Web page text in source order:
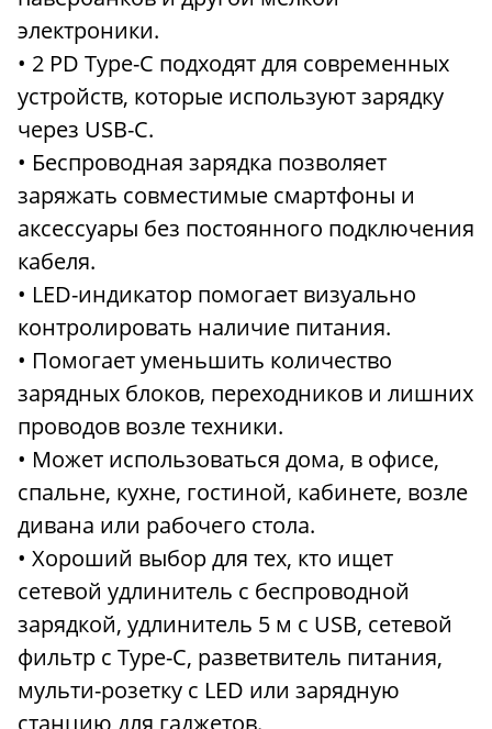
электроники.
• 2 PD Type-C подходят для современных
устройств, которые используют зарядку
через USB-C.
• Беспроводная зарядка позволяет
заряжать совместимые смартфоны и
аксессуары без постоянного подключения
кабеля.
• LED-индикатор помогает визуально
контролировать наличие питания.
• Помогает уменьшить количество
зарядных блоков, переходников и лишних
проводов возле техники.
• Может использоваться дома, в офисе,
спальне, кухне, гостиной, кабинете, возле
дивана или рабочего стола.
• Хороший выбор для тех, кто ищет
сетевой удлинитель с беспроводной
зарядкой, удлинитель 5 м с USB, сетевой
фильтр с Type-C, разветвитель питания,
мульти-розетку с LED или зарядную
станцию для гаджетов.